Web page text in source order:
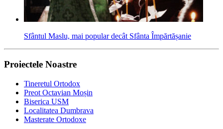
Sfântul Maslu, mai popular decât Sfânta Împărtășanie
Proiectele Noastre
Tineretul Ortodox
Preot Octavian Moșin
Biserica USM
Localitatea Dumbrava
Masterate Ortodoxe